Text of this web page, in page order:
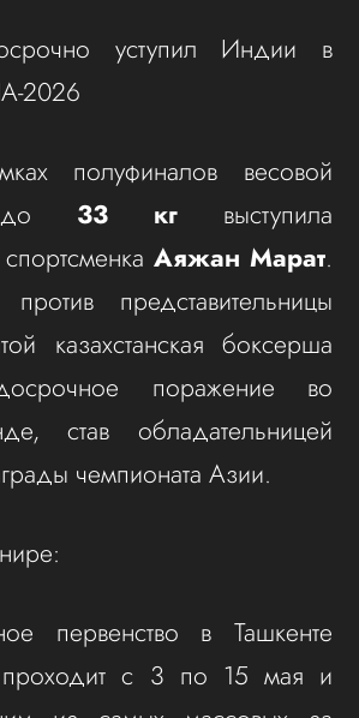
уступил Индии в
2026
полуфиналов весовой
до 33 кгвыступила
спортсменка Аяжан Марат.
представительницы
казахстанская боксерша
поражение во
став обладательницей
чемпионата Азии.
первенство в Ташкенте
с 3 по 15 мая и